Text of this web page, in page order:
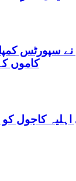
نے سپورٹس
کاموں
اہلیہ کاجول